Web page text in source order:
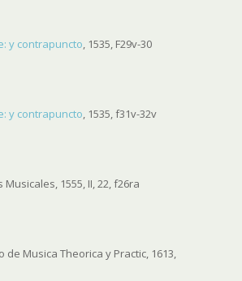
y contrapuncto, 1535, F29v-30
y contrapuncto, 1535, f31v-32v
1555, II, 22, f26ra
Musica Theorica y Practic, 1613,